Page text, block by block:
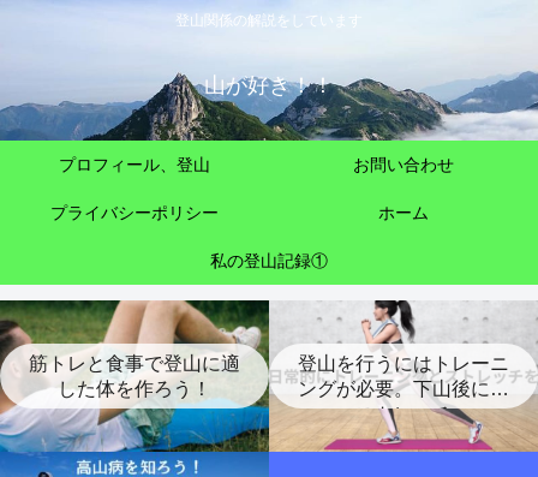
登山関係の解説をしています
山が好き！！
プロフィール、登山 お問い合わせ
プライバシーポリシー ホーム
私の登山記録①
筋トレと食事で登山に適
した体を作ろう！
登山を行うにはトレーニ
ングが必要。下山後には
ストレッチ